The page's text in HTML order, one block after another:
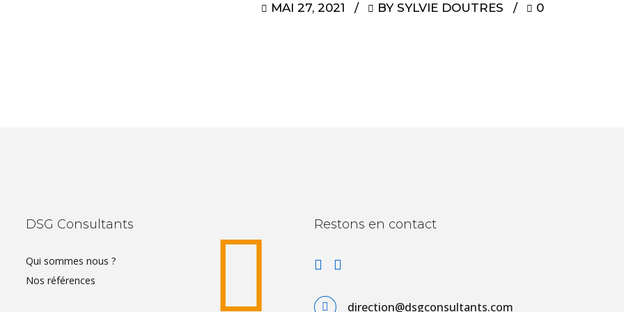
MAI 27, 2021 BY SYLVIE DOUTRES 0
DSG Consultants
Qui sommes nous ?
Nos références
Restons en contact
direction@dsgconsultants.com